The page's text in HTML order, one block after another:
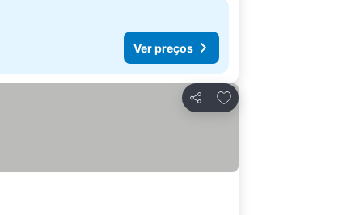
Ver preços
Partilhar
Adicionar aos favoritos